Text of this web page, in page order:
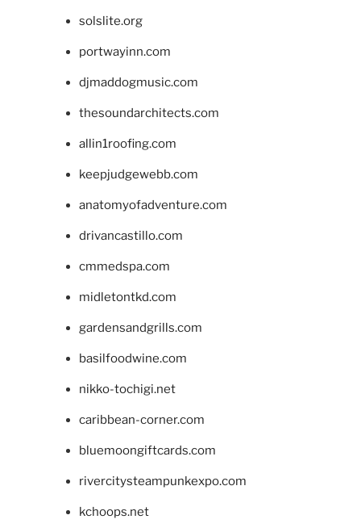
solslite.org
portwayinn.com
djmaddogmusic.com
thesoundarchitects.com
allin1roofing.com
keepjudgewebb.com
anatomyofadventure.com
drivancastillo.com
cmmedspa.com
midletontkd.com
gardensandgrills.com
basilfoodwine.com
nikko-tochigi.net
caribbean-corner.com
bluemoongiftcards.com
rivercitysteampunkexpo.com
kchoops.net